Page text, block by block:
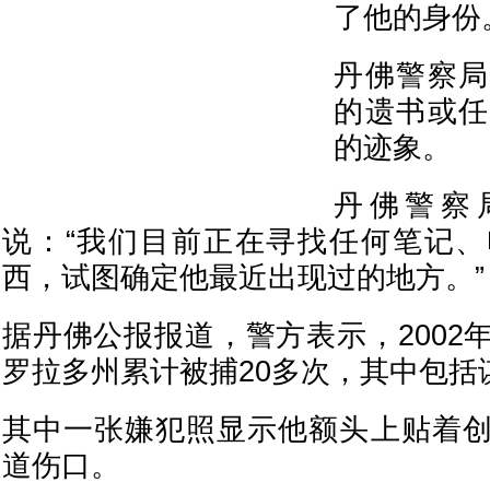
了他的身份
丹佛警察
的遗书或
的迹象。
丹佛警察
说：“我们目前正在寻找任何笔记
西，试图确定他最近出现过的地方。”
据丹佛公报报道，警方表示，2002
罗拉多州累计被捕20多次，其中包括
其中一张嫌犯照显示他额头上贴着
道伤口。